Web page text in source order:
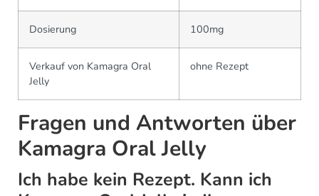
Dosierung 100mg
Verkauf von Kamagra Oral
Jelly
ohne Rezept
Fragen und Antworten über
Kamagra Oral Jelly
Ich habe kein Rezept. Kann ich